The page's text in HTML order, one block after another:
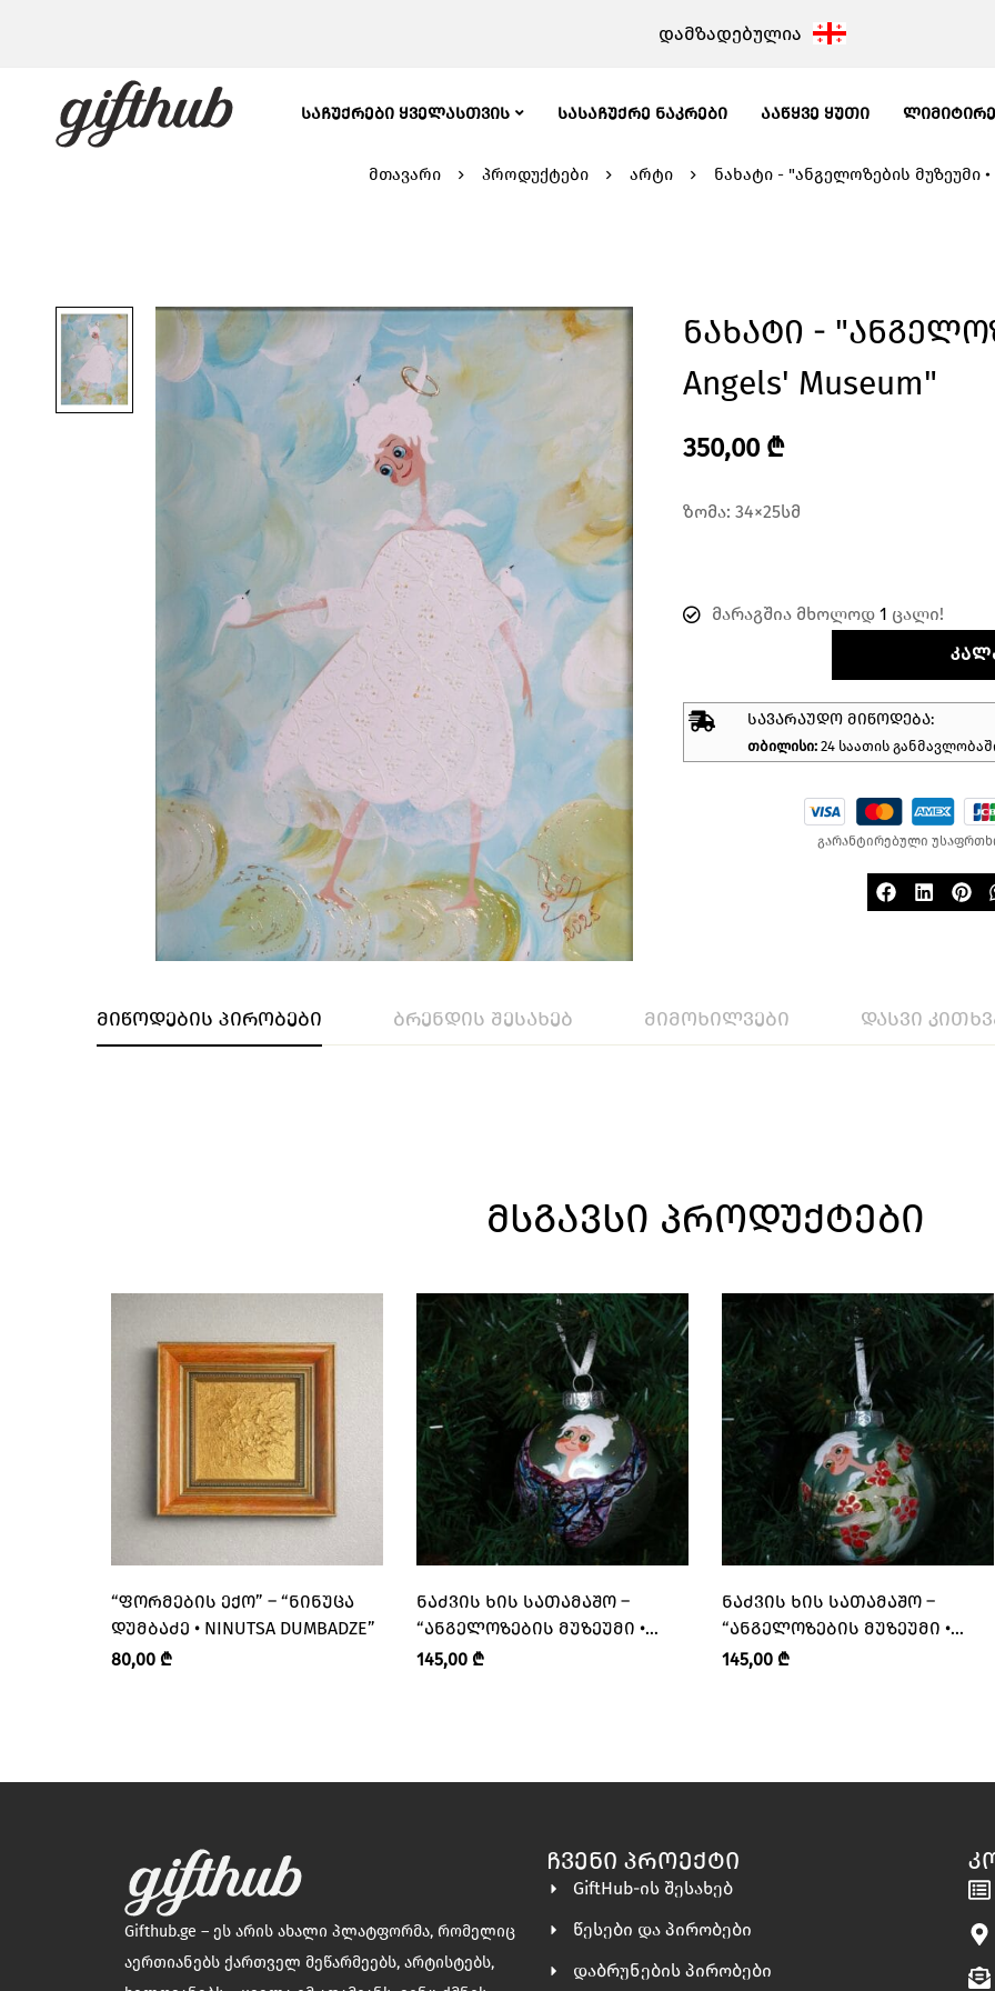
დამზადებულია
ᲡᲐᲩᲣᲥᲠᲔᲑᲘ ᲧᲕᲔᲚᲐᲡᲗᲕᲘᲡ ᲡᲐᲡᲐᲩᲣᲥᲠᲔ ᲜᲐᲙᲠᲔᲑᲘ ᲐᲐᲬᲧᲕᲔ ᲧᲣᲗᲘ
მთავარი პროდუქტები არტი ნახატი - "ანგელოზების მუზეუმი •
Ნახატი -
Angels' Museum"
350,00 ₾
ზომა: 34×25სმ
მარაგშია მხოლოდ 1 ცალი!
ᲡᲐᲕᲐᲠᲐᲣᲓᲝ ᲛᲘᲬᲝᲓᲔᲑᲐ:
თბილისი: 24 საათის
გარანტირებული
მიწოდების პირობები ბრენდის შესახებ მიმოხილვები დასვი
ᲛᲡᲒᲐᲕᲡᲘ ᲞᲠᲝᲓᲣᲥᲢᲔᲑᲘ
“ᲤᲝᲠᲛᲔᲑᲘᲡ ᲔᲥᲝ” – “ᲜᲘᲜᲣᲪᲐ
ᲓᲣᲛᲑᲐᲫᲔ • NINUTSA DUMBADZE”
80,00 ₾
ᲜᲐᲫᲕᲘᲡ ᲮᲘᲡ ᲡᲐᲗᲐᲛᲐᲨᲝ –
“ᲐᲜᲒᲔᲚᲝᲖᲔᲑᲘᲡ ᲛᲣᲖᲔᲣᲛᲘ •
ANGELS’ MUSEUM”
145,00 ₾
ᲜᲐᲫᲕᲘᲡ ᲮᲘᲡ ᲡᲐᲗᲐᲛᲐᲨᲝ –
“ᲐᲜᲒᲔᲚᲝᲖᲔᲑᲘᲡ ᲛᲣᲖᲔᲣᲛᲘ •
ANGELS’ MUSEUM”
145,00 ₾
Gifthub.ge – ეს არის ახალი პლატფორმა, რომელიც
აერთიანებს ქართველ მეწარმეებს, არტისტებს,
ᲩᲕᲔᲜᲘ ᲞᲠᲝᲔᲥᲢᲘ
GiftHub-ის შესახებ
წესები და პირობები
დაბრუნების პირობები